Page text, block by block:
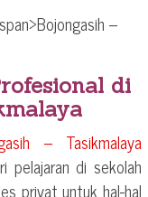
di
– Tasikmalaya
pelajaran di sekolah
privat untuk hal-hal